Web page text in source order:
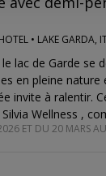
• LAKE GARDA,
lac de Garde se
en pleine
invite à ralentir.
Wellness ,
les dîners,
ET DU 20 MARS